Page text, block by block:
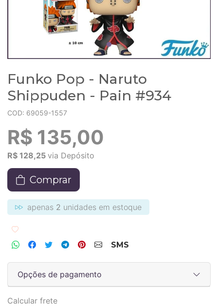
Funko Pop - Naruto
Shippuden - Pain #934
COD: 69059-1557
R$ 135,00
R$ 128,25 via Depósito
Comprar
apenas 2 unidades em estoque
SMS
Opções de pagamento
Calcular frete